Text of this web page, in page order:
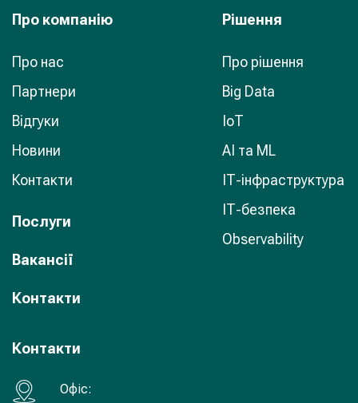
Про компанiю
Про нас
Партнери
Відгуки
Новини
Контакти
Послуги
Вакансії
Контакти
Рiшення
Про рішення
Big Data
IoT
AI та ML
ІТ-інфраструктура
ІТ-безпека
Observability
Контакти
Офiс: